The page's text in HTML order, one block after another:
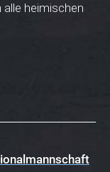
heimischen